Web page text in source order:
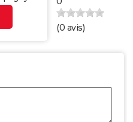
(0 avis)